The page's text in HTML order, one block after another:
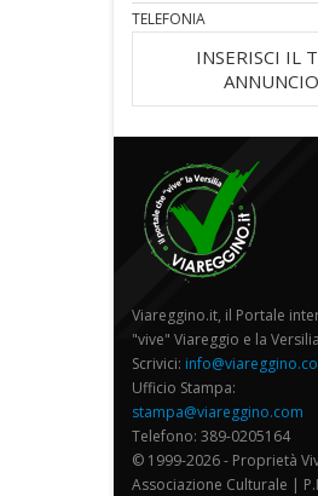
TELEFONIA
INSERISCI IL
ANNUNCIO
Viareggino.it, il Portale
"vive" Viareggio e la Versilia
Scrivici:
Ufficio Stampa:
stampa@viareggino.com
Telefono: 389-0205164
© 1999-2026 - Proprietà
Associazione Culturale |